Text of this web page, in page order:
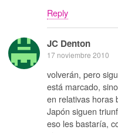
Reply
JC Denton
17 noviembre 2010
volverán, pero
está marcado,
en relativas horas
Japón siguen
eso les bastaría,